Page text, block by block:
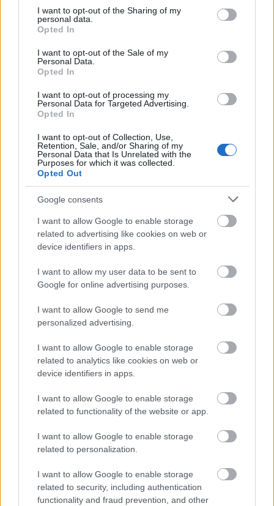
not limited to your visit or usage behaviour. You may click to
grant or deny consent to Google and its third-party tags to
use your data for below specified purposes in below Google
consent section.
I want to opt-out of the Sharing of my
personal data.
Opted In
I want to opt-out of the Sale of my
Personal Data.
Opted In
I want to opt-out of processing my
Personal Data for Targeted Advertising.
Opted In
I want to opt-out of Collection, Use,
Retention, Sale, and/or Sharing of my
Personal Data that Is Unrelated with the
Purposes for which it was collected.
Opted Out
Google consents
I want to allow Google to enable storage
related to advertising like cookies on web or
device identifiers in apps.
I want to allow my user data to be sent to
Google for online advertising purposes.
I want to allow Google to send me
personalized advertising.
I want to allow Google to enable storage
related to analytics like cookies on web or
device identifiers in apps.
I want to allow Google to enable storage
related to functionality of the website or app.
I want to allow Google to enable storage
related to personalization.
I want to allow Google to enable storage
related to security, including authentication
functionality and fraud prevention, and other
γεμιστή κότα, επιβεβαιώνοντας την παροιμία ότι «ο
έρωτας περνάει από το στομάχι».
Ηράκλειο της Κρήτης, μικροί και μεγάλοι
βγαίνουν στους δρόμους και τις πλατείες
μεταμφιεσμένοι, τραγουδώντας και χορεύοντας,
δίνοντας γιορτινό παλμό στην πόλη και τιμώντας το
ΑΣΕΠ: Πιστοποίηση Αγγλικών σε
μόνο 2 ημέρες στα χέρια σας
ΑΣΕΠ: Εξ αποστάσεως η πιο Εύκολη
Πιστοποίηση Υπολογιστών σε 2
μέρες
Μάθε πρώτος όλες τις σημαντικές
ειδήσεις.
Βάλε το proson.gr στα αποτελέσματα
αναζήτησης της Google